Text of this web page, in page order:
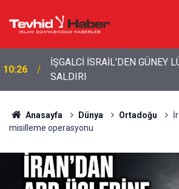
10:26
İŞGALCİ İSRAİL’DEN GÜNEY
SALDIRI
Anasayfa Dünya Ortadoğu
misilleme operasyonu